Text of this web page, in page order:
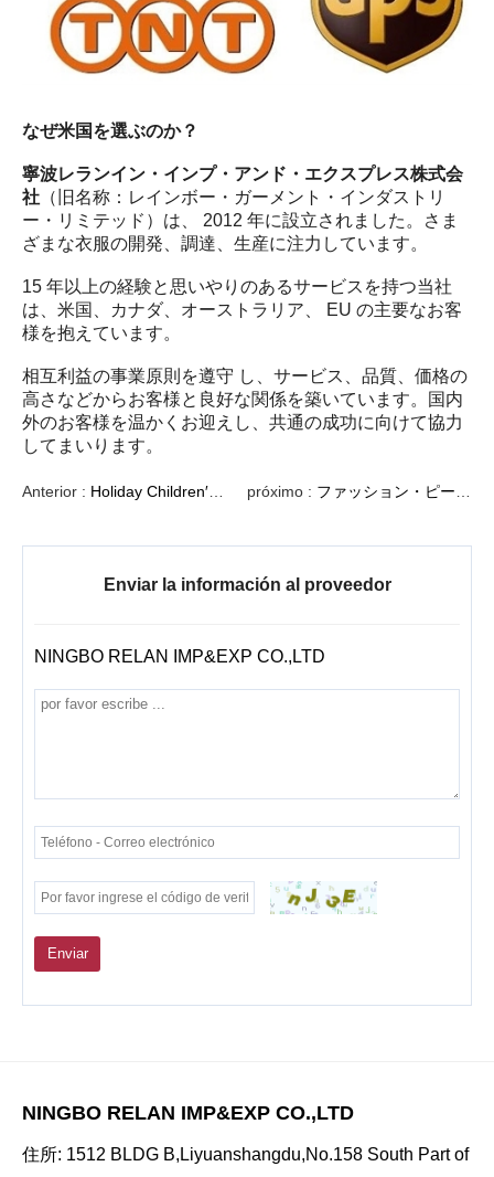
なぜ米国を選ぶのか？
寧波レランイン・インプ・アンド・エクスプレス株式会
社 （旧名称：レインボー・ガーメント・インダストリ
ー・リミテッド）は、 2012 年に設立されました。さま
ざまな衣服の開発、調達、生産に注力しています。
15 年以上の経験と思いやりのあるサービスを持つ当社
は、米国、カナダ、オーストラリア、 EU の主要なお客
様を抱えています。
相互利益の事業原則を遵守 し、サービス、品質、価格の
高さなどからお客様と良好な関係を築いています。国内
外のお客様を温かくお迎えし、共通の成功に向けて協力
してまいります。
próximo : ファッション・ピーコックプリントの親 - 子供のサテンのローブ、一致の家族のパジャマ、 Sleepwear 、夜長、衣類、 家族パジャマ
Anterior : Holiday Children′s Knit Pyjamas, Kid′s Solid Home Wear Set, Sleepwear, Family Wear, Knit Clothing, Pjs Set
Enviar la información al proveedor
NINGBO RELAN IMP&EXP CO.,LTD
Enviar
NINGBO RELAN IMP&EXP CO.,LTD
住所: 1512 BLDG B,Liyuanshangdu,No.158 South Part of